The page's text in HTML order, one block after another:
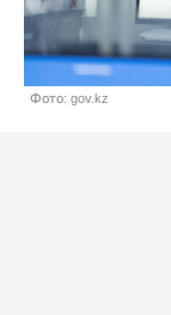
Фото: gov.kz